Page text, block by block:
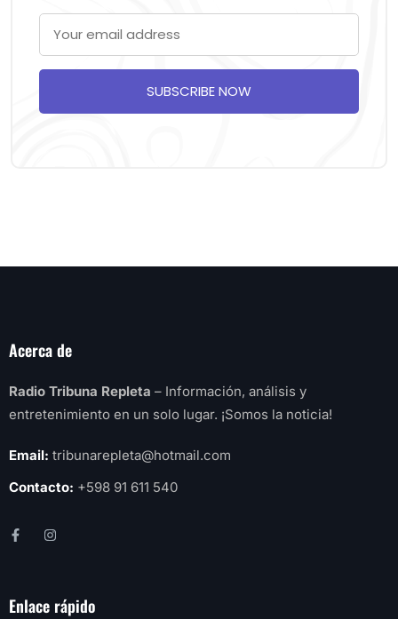
SUBSCRIBE NOW
Acerca de
Radio Tribuna Repleta – Información, análisis y
entretenimiento en un solo lugar. ¡Somos la noticia!
Email: tribunarepleta@hotmail.com
Contacto: +598 91 611 540
Enlace rápido